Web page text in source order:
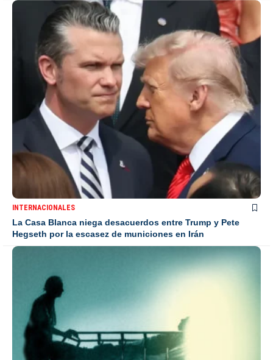
INTERNACIONALES
La Casa Blanca niega desacuerdos entre Trump y Pete
Hegseth por la escasez de municiones en Irán